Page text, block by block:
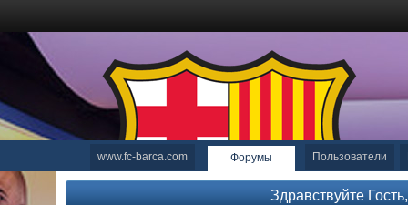
www.fc-barca.com Форумы Пользователи
Здравствуйте